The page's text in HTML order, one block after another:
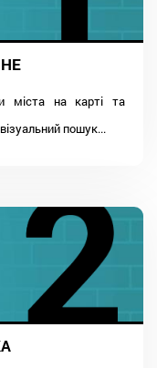
міста на карті та
пошук...